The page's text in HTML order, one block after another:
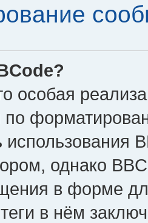
особая
по
однако
в форме
в нём